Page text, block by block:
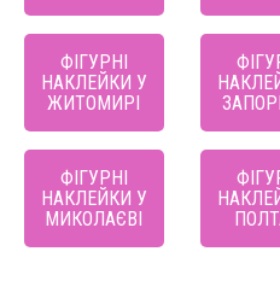
ФІГУРНІ
НАКЛЕЙКИ У
ЖИТОМИРІ
ФІГУРНІ
НАКЛЕЙКИ У
МИКОЛАЄВІ